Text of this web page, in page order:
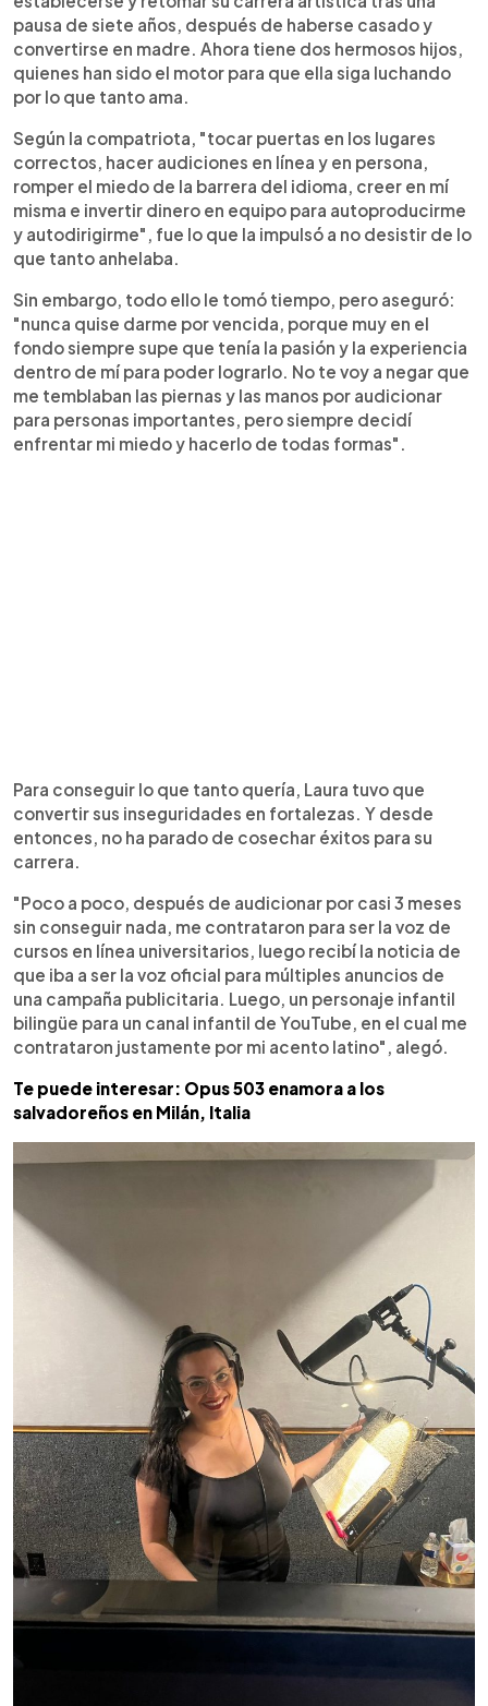
pausa de siete años, después de haberse casado y
convertirse en madre. Ahora tiene dos hermosos hijos,
quienes han sido el motor para que ella siga luchando
por lo que tanto ama.
Según la compatriota, "tocar puertas en los lugares
correctos, hacer audiciones en línea y en persona,
romper el miedo de la barrera del idioma, creer en mí
misma e invertir dinero en equipo para autoproducirme
y autodirigirme", fue lo que la impulsó a no desistir de lo
que tanto anhelaba.
Sin embargo, todo ello le tomó tiempo, pero aseguró:
"nunca quise darme por vencida, porque muy en el
fondo siempre supe que tenía la pasión y la experiencia
dentro de mí para poder lograrlo. No te voy a negar que
me temblaban las piernas y las manos por audicionar
para personas importantes, pero siempre decidí
enfrentar mi miedo y hacerlo de todas formas".
Para conseguir lo que tanto quería, Laura tuvo que
convertir sus inseguridades en fortalezas. Y desde
entonces, no ha parado de cosechar éxitos para su
carrera.
"Poco a poco, después de audicionar por casi 3 meses
sin conseguir nada, me contrataron para ser la voz de
cursos en línea universitarios, luego recibí la noticia de
que iba a ser la voz oficial para múltiples anuncios de
una campaña publicitaria. Luego, un personaje infantil
bilingüe para un canal infantil de YouTube, en el cual me
contrataron justamente por mi acento latino", alegó.
Te puede interesar: Opus 503 enamora a los
salvadoreños en Milán, Italia